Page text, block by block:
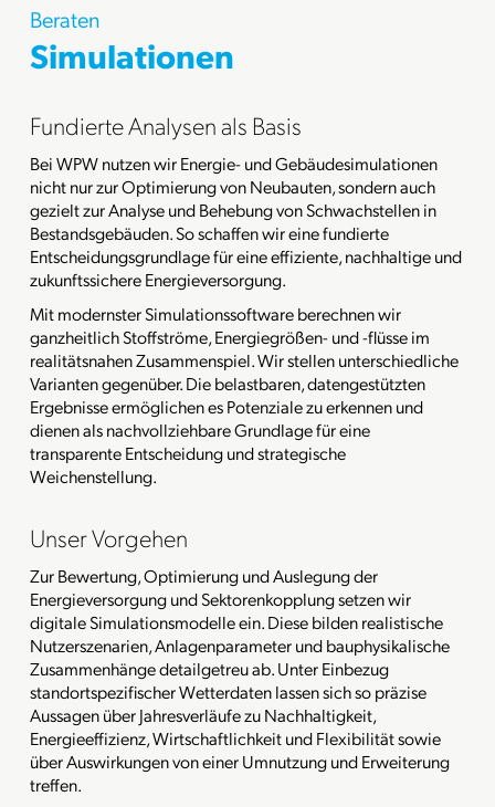
Beraten
Simulationen
Fundierte Analysen als Basis
Bei WPW nutzen wir Energie- und Gebäudesimulationen
nicht nur zur Optimierung von Neubauten, sondern auch
gezielt zur Analyse und Behebung von Schwachstellen in
Bestandsgebäuden. So schaffen wir eine fundierte
Entscheidungsgrundlage für eine effiziente, nachhaltige und
zukunftssichere Energieversorgung.
Mit modernster Simulationssoftware berechnen wir
ganzheitlich Stoffströme, Energiegrößen- und -flüsse im
realitätsnahen Zusammenspiel. Wir stellen unterschiedliche
Varianten gegenüber. Die belastbaren, datengestützten
Ergebnisse ermöglichen es Potenziale zu erkennen und
dienen als nachvollziehbare Grundlage für eine
transparente Entscheidung und strategische
Weichenstellung.
Unser Vorgehen
Zur Bewertung, Optimierung und Auslegung der
Energieversorgung und Sektorenkopplung setzen wir
digitale Simulationsmodelle ein. Diese bilden realistische
Nutzerszenarien, Anlagenparameter und bauphysikalische
Zusammenhänge detailgetreu ab. Unter Einbezug
standortspezifischer Wetterdaten lassen sich so präzise
Aussagen über Jahresverläufe zu Nachhaltigkeit,
Energieeffizienz, Wirtschaftlichkeit und Flexibilität sowie
über Auswirkungen von einer Umnutzung und Erweiterung
treffen.